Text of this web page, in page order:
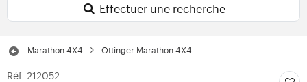
Effectuer une recherche
Marathon 4X4 Ottinger Marathon 4X4...
Réf. 212052